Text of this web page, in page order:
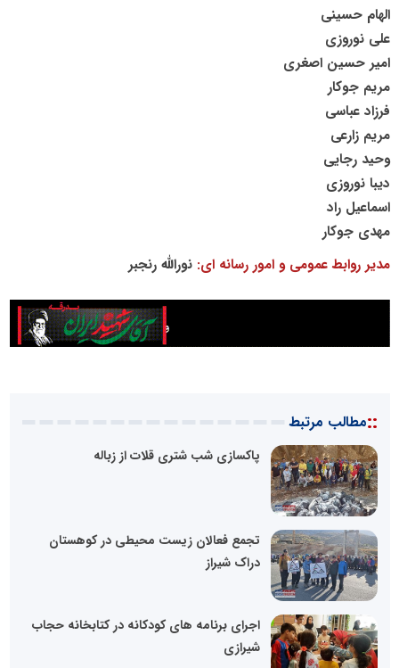
الهام حسینی
علی نوروزی
امیر حسین اصغری
مریم جوکار
فرزاد عباسی
مریم زارعی
وحید رجایی
دیبا نوروزی
اسماعیل راد
مهدی جوکار
مدیر روابط عمومی و امور رسانه ای: نورالله رنجبر
::مطالب مرتبط
پاکسازی شب شتری قلات از زباله
تجمع فعالان زیست محیطی در کوهستان
دراک شیراز
اجرای برنامه های کودکانه در کتابخانه حجاب
شیرازی